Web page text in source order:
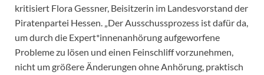
kritisiert Flora Gessner, Beisitzerin im Landesvorstand der
Piratenpartei Hessen. „Der Ausschussprozess ist dafür da,
um durch die Expert*innenanhörung aufgeworfene
Probleme zu lösen und einen Feinschliff vorzunehmen,
nicht um größere Änderungen ohne Anhörung, praktisch